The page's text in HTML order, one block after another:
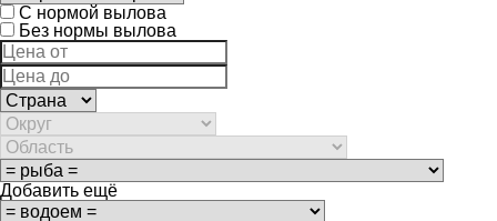
С нормой вылова
Без нормы вылова
Добавить ещё